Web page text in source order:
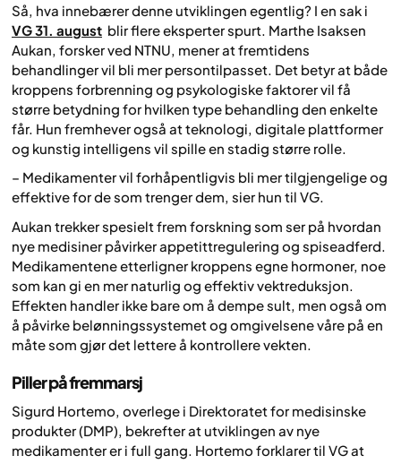
Så, hva innebærer denne utviklingen egentlig? I en sak i
VG 31. august blir flere eksperter spurt. Marthe Isaksen
Aukan, forsker ved NTNU, mener at fremtidens
behandlinger vil bli mer persontilpasset. Det betyr at både
kroppens forbrenning og psykologiske faktorer vil få
større betydning for hvilken type behandling den enkelte
får. Hun fremhever også at teknologi, digitale plattformer
og kunstig intelligens vil spille en stadig større rolle.
– Medikamenter vil forhåpentligvis bli mer tilgjengelige og
effektive for de som trenger dem, sier hun til VG.
Aukan trekker spesielt frem forskning som ser på hvordan
nye medisiner påvirker appetittregulering og spiseadferd.
Medikamentene etterligner kroppens egne hormoner, noe
som kan gi en mer naturlig og effektiv vektreduksjon.
Effekten handler ikke bare om å dempe sult, men også om
å påvirke belønningssystemet og omgivelsene våre på en
måte som gjør det lettere å kontrollere vekten.
Piller på fremmarsj
Sigurd Hortemo, overlege i Direktoratet for medisinske
produkter (DMP), bekrefter at utviklingen av nye
medikamenter er i full gang. Hortemo forklarer til VG at